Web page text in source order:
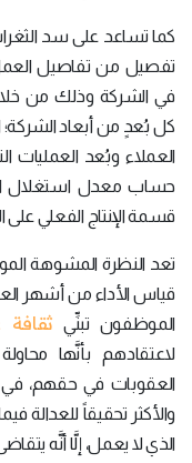
كما تساعد على سد
تفصيل من تفاصيل
في الشركة وذلك من
كل بُعدٍ من أبعاد الشركة؛
العملاء وبُعد العمليات
حساب معدل استغلال
قسمة الإنتاج الفعلي على
تعد النظرة المشوهة
قياس الأداء من أشهر
الموظفون تبنِّي
لاعتقادهم بأنَّها
العقوبات في حقهم، في
والأكثر تحقيقاً للعدالة
الذي لا يعمل، إلَّا أنَّه